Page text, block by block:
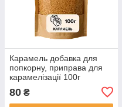
Карамель добавка для
попкорну, приправа для
карамелізації 100г
80 ₴